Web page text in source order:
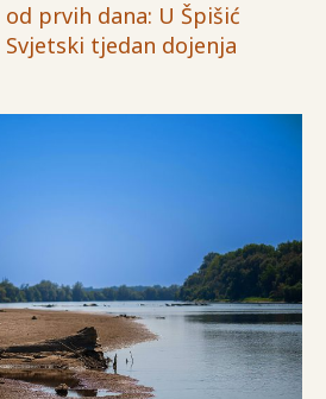
prvih dana: U Špišić
tjedan dojenja